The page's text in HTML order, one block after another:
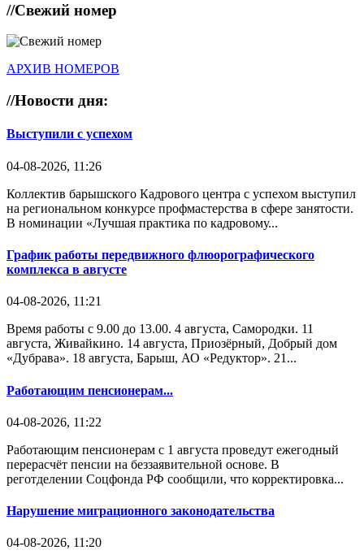
//Свежий номер
АРХИВ НОМЕРОВ
//Новости дня:
Выступили с успехом
04-08-2026, 11:26
Коллектив барышского Кадрового центра с успехом выступил
на региональном конкурсе профмастерства в сфере занятости.
В номинации «Лучшая практика по кадровому...
График работы передвижного флюорографического
комплекса в августе
04-08-2026, 11:21
Время работы с 9.00 до 13.00. 4 августа, Самородки. 11
августа, Живайкино. 14 августа, Приозёрный, Добрый дом
«Дубрава». 18 августа, Барыш, АО «Редуктор». 21...
Работающим пенсионерам...
04-08-2026, 11:22
Работающим пенсионерам с 1 августа проведут ежегодный
перерасчёт пенсии на беззаявительной основе. В
реготделении Соцфонда РФ сообщили, что корректировка...
Нарушение миграционного законодательства
04-08-2026, 11:20